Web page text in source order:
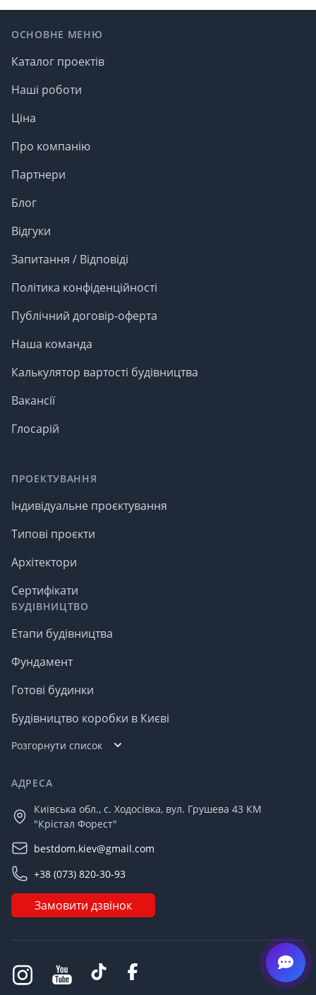
ОСНОВНЕ МЕНЮ
Каталог проектів
Наші роботи
Ціна
Про компанію
Партнери
Блог
Відгуки
Запитання / Відповіді
Політика конфіденційності
Публічний договір-оферта
Наша команда
Калькулятор вартості будівництва
Вакансії
Глосарій
ПРОЕКТУВАННЯ
Індивідуальне проєктування
Типові проєкти
Архітектори
Сертифікати
БУДІВНИЦТВО
Етапи будівництва
Фундамент
Готові будинки
Будівництво коробки в Києві
Розгорнути список
АДРЕСА
Київська обл., с. Ходосівка, вул. Грушева 43 КМ
"Крістал Форест"
bestdom.kiev@gmail.com
+38 (073) 820-30-93
Замовити дзвінок